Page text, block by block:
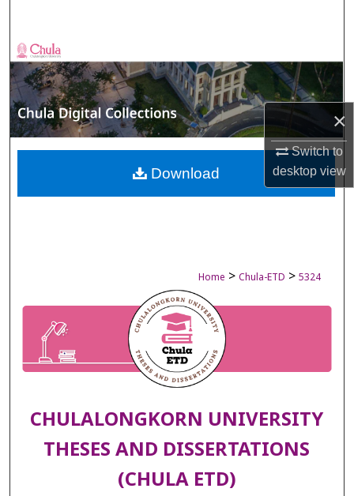
×
Switch to
desktopview
Browse Collections
My Account
About
Digital Commons Network™
Home > Chula-ETD > 5324
CHULALONGKORN UNIVERSITY
THESES AND DISSERTATIONS
(CHULA ETD)
Download